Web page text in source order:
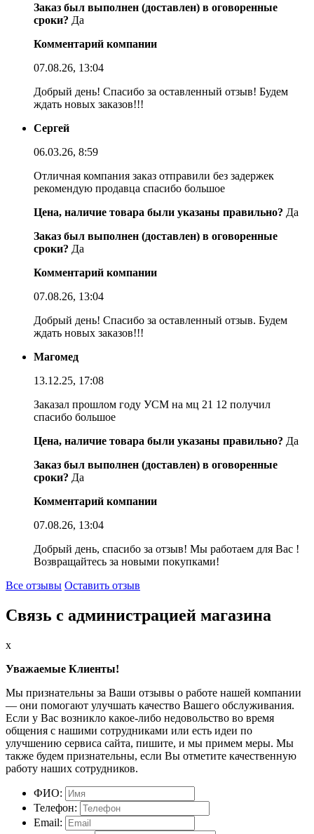
Заказ был выполнен (доставлен) в оговоренные
сроки? Да
Комментарий компании
07.08.26, 13:04
Добрый день! Спасибо за оставленный отзыв! Будем
ждать новых заказов!!!
Сергей
06.03.26, 8:59
Отличная компания заказ отправили без задержек
рекомендую продавца спасибо большое
Цена, наличие товара были указаны правильно? Да
Заказ был выполнен (доставлен) в оговоренные
сроки? Да
Комментарий компании
07.08.26, 13:04
Добрый день! Спасибо за оставленный отзыв. Будем
ждать новых заказов!!!
Магомед
13.12.25, 17:08
Заказал прошлом году УСМ на мц 21 12 получил
спасибо большое
Цена, наличие товара были указаны правильно? Да
Заказ был выполнен (доставлен) в оговоренные
сроки? Да
Комментарий компании
07.08.26, 13:04
Добрый день, спасибо за отзыв! Мы работаем для Вас !
Возвращайтесь за новыми покупками!
Все отзывы Оставить отзыв
Связь с администрацией магазина
x
Уважаемые Клиенты!
Мы признательны за Ваши отзывы о работе нашей компании
— они помогают улучшать качество Вашего обслуживания.
Если у Вас возникло какое-либо недовольство во время
общения с нашими сотрудниками или есть идеи по
улучшению сервиса сайта, пишите, и мы примем меры. Мы
также будем признательны, если Вы отметите качественную
работу наших сотрудников.
ФИО:
Телефон:
Email: